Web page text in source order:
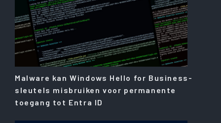
Malware kan Windows Hello for Business-
sleutels misbruiken voor permanente
toegang tot Entra ID